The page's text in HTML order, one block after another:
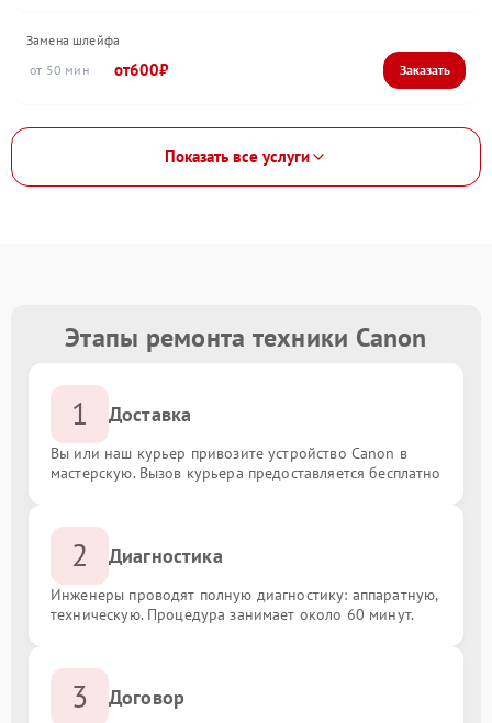
Замена шлейфа
50
600
Показать все услуги
Этапы ремонта техники Canon
1 Доставка
Вы или наш курьер привозите устройство Canon в
мастерскую. Вызов курьера предоставляется бесплатно
2 Диагностика
Инженеры проводят полную диагностику: аппаратную,
техническую. Процедура занимает около 60 минут.
3 Договор